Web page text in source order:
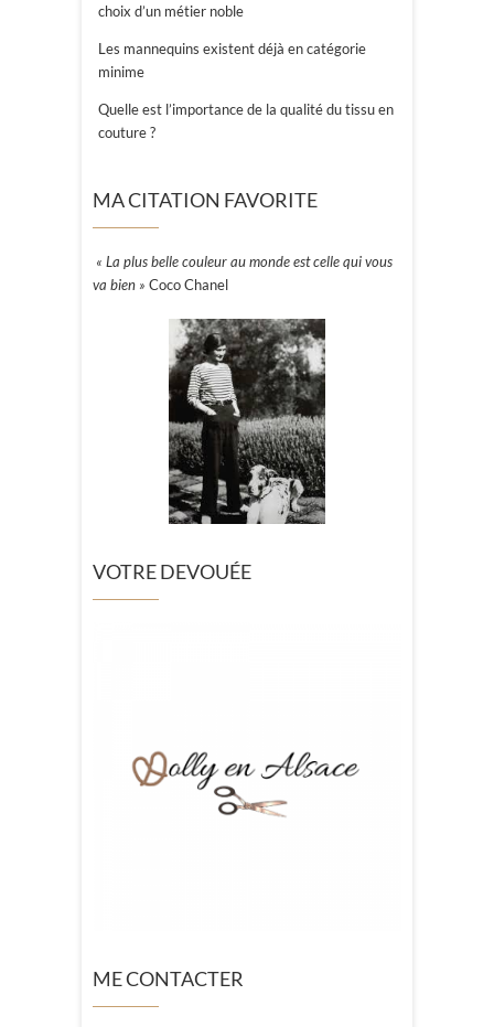
choix d’un métier noble
Les mannequins existent déjà en catégorie
minime
Quelle est l’importance de la qualité du tissu en
couture ?
MA CITATION FAVORITE
« La plus belle couleur au monde est celle qui vous
va bien » Coco Chanel
VOTRE DEVOUÉE
ME CONTACTER